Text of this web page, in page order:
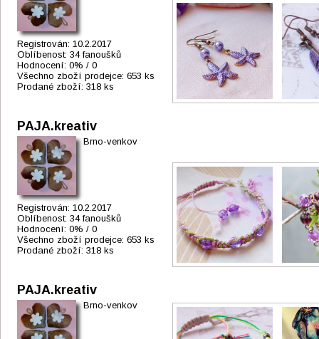
Registrován: 10.2.2017
Oblíbenost: 34 fanoušků
Hodnocení: 0% / 0
Všechno zboží prodejce: 653 ks
Prodané zboží: 318 ks
PAJA.kreativ
Brno-venkov
Registrován: 10.2.2017
Oblíbenost: 34 fanoušků
Hodnocení: 0% / 0
Všechno zboží prodejce: 653 ks
Prodané zboží: 318 ks
PAJA.kreativ
Brno-venkov